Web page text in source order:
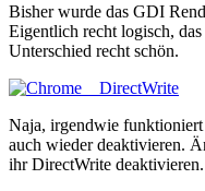
Bisher wurde das GDI
Eigentlich recht logisch,
Unterschied recht schön.
Naja, irgendwie funktioniert
auch wieder deaktivieren.
ihr DirectWrite deaktivieren.